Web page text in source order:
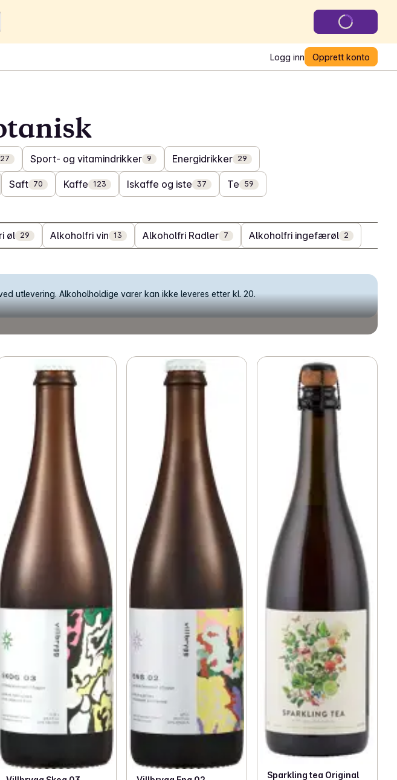
Logg inn Opprett konto
27 Sport- og vitamindrikker 9 Energidrikker 29
Saft 70 Kaffe 123 Iskaffe og iste 37 Te 59
øl 29 Alkoholfri vin 13 Alkoholfri Radler 7 Alkoholfri ingefærøl 2
utlevering. Alkoholholdige varer kan ikke leveres etter kl. 20.
Sparkling tea Original